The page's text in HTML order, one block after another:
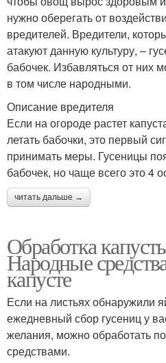
нужно оберегать от
вредителей. Вредители,
атакуют данную культуру, –
бабочек. Избавляться от них
в том числе народными.
Описание вредителя
Если на огороде растет
летать бабочки, это первый
принимать меры. Гусеницы
бабочек, но чаще всего это 4
читать дальше →
Обработка
Народные
капусте
Если на листьях обнаружили
ежедневный сбор гусениц у
желания, можно обработать
средствами.